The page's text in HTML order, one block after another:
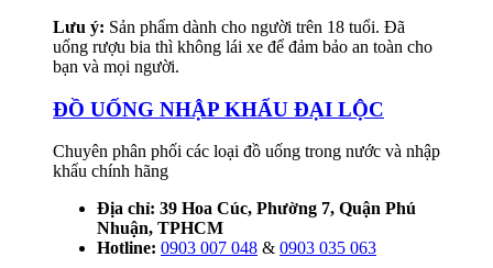
Lưu ý: Sản phẩm dành cho người trên 18 tuổi. Đã
uống rượu bia thì không lái xe để đảm bảo an toàn cho
bạn và mọi người.
ĐỒ UỐNG NHẬP KHẨU ĐẠI LỘC
Chuyên phân phối các loại đồ uống trong nước và nhập
khẩu chính hãng
Địa chỉ: 39 Hoa Cúc, Phường 7, Quận Phú
Nhuận, TPHCM
Hotline: 0903 007 048 & 0903 035 063